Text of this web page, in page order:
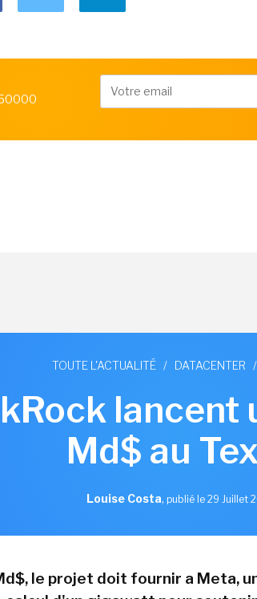
TOUTE L'ACTUALITÉ / DATACENTER /
lancent
Md$ au
Louise Costa, publié le 29 Juillet
le projet doit fournir a Meta,